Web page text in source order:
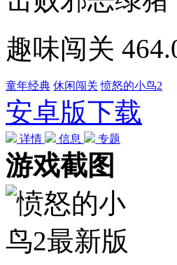
趣味闯关
童年经典 休闲闯关 愤怒的小鸟2
安卓版下载
详情 信息 专题
游戏截图